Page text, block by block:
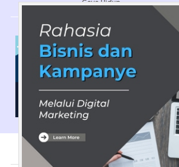
Gaya Hidup
Tentang Kami